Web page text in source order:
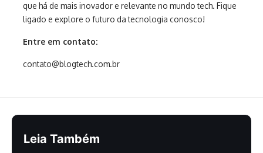
que há de mais inovador e relevante no mundo tech. Fique
ligado e explore o futuro da tecnologia conosco!
Entre em contato:
contato@blogtech.com.br
Leia Também